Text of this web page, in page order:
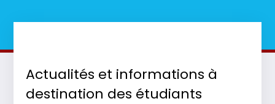
Actualités et informations à
destination des étudiants